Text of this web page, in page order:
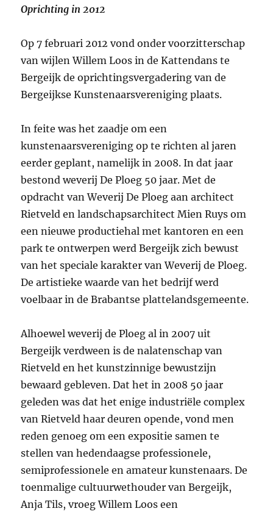
Oprichting in 2012
Op 7 februari 2012 vond onder voorzitterschap
van wijlen Willem Loos in de Kattendans te
Bergeijk de oprichtingsvergadering van de
Bergeijkse Kunstenaarsvereniging plaats.
In feite was het zaadje om een
kunstenaarsvereniging op te richten al jaren
eerder geplant, namelijk in 2008. In dat jaar
bestond weverij De Ploeg 50 jaar. Met de
opdracht van Weverij De Ploeg aan architect
Rietveld en landschapsarchitect Mien Ruys om
een nieuwe productiehal met kantoren en een
park te ontwerpen werd Bergeijk zich bewust
van het speciale karakter van Weverij de Ploeg.
De artistieke waarde van het bedrijf werd
voelbaar in de Brabantse plattelandsgemeente.
Alhoewel weverij de Ploeg al in 2007 uit
Bergeijk verdween is de nalatenschap van
Rietveld en het kunstzinnige bewustzijn
bewaard gebleven. Dat het in 2008 50 jaar
geleden was dat het enige industriële complex
van Rietveld haar deuren opende, vond men
reden genoeg om een expositie samen te
stellen van hedendaagse professionele,
semiprofessionele en amateur kunstenaars. De
toenmalige cultuurwethouder van Bergeijk,
Anja Tils, vroeg Willem Loos een